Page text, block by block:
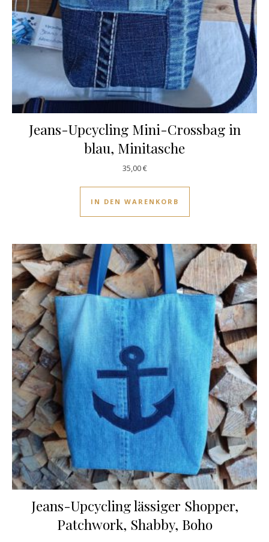
Jeans-Upcycling Mini-Crossbag in
blau, Minitasche
35,00€
IN DEN WARENKORB
Jeans-Upcycling lässiger Shopper,
Patchwork, Shabby, Boho